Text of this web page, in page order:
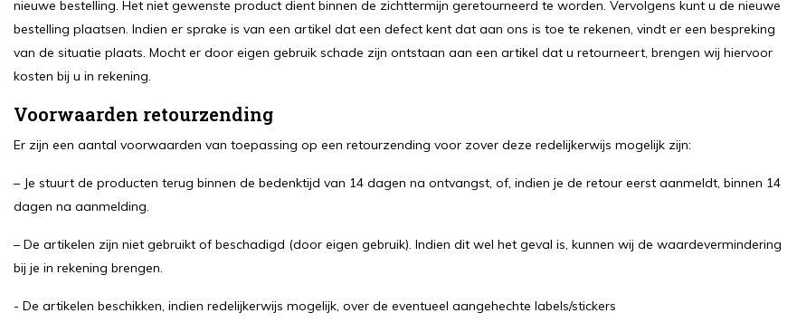
nieuwe bestelling. Het niet gewenste product dient binnen de zichttermijn geretourneerd te worden. Vervolgens kunt u de nieuwe
bestelling plaatsen. Indien er sprake is van een artikel dat een defect kent dat aan ons is toe te rekenen, vindt er een bespreking
van de situatie plaats. Mocht er door eigen gebruik schade zijn ontstaan aan een artikel dat u retourneert, brengen wij hiervoor
kosten bij u in rekening.
Voorwaarden retourzending
Er zijn een aantal voorwaarden van toepassing op een retourzending voor zover deze redelijkerwijs mogelijk zijn:
– Je stuurt de producten terug binnen de bedenktijd van 14 dagen na ontvangst, of, indien je de retour eerst aanmeldt, binnen 14
dagen na aanmelding.
– De artikelen zijn niet gebruikt of beschadigd (door eigen gebruik). Indien dit wel het geval is, kunnen wij de waardevermindering
bij je in rekening brengen.
- De artikelen beschikken, indien redelijkerwijs mogelijk, over de eventueel aangehechte labels/stickers